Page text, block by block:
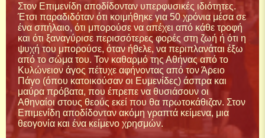
Στον Επιμενίδη αποδίδονταν υπερφυσικές ιδιότητες.
Έτσι παραδιδόταν ότι κοιμήθηκε για 50 χρόνια μέσα σε
ένα σπήλαιο, ότι μπορούσε να απέχει από κάθε τροφή
και ότι ξαναγύρισε περισσότερες φορές στη ζωή ή ότι η
ψυχή του μπορούσε, όταν ήθελε, να περιπλανάται έξω
από το σώμα του. Τον καθαρμό της Αθήνας από το
Κυλώνειον άγος πέτυχε αφήνοντας από τον Άρειο
Πάγο (όπου κατοικούσαν οι Ευμενίδες) άσπρα και
μαύρα πρόβατα, που έπρεπε να θυσιάσουν οι
Αθηναίοι στους θεούς εκεί που θα πρωτοκάθιζαν. Στον
Επιμενίδη αποδίδονταν ακόμη γραπτά κείμενα, μια
θεογονία και ένα κείμενο χρησμών.